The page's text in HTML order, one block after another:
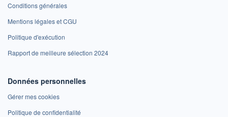
Conditions générales
Mentions légales et CGU
Politique d'exécution
Rapport de meilleure sélection 2024
Données personnelles
Gérer mes cookies
Politique de confidentialité